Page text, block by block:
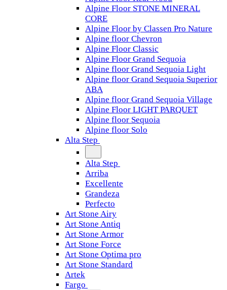
Alpine Floor STONE MINERAL
CORE
Alpine Floor by Classen Pro Nature
Alpine floor Chevron
Alpine Floor Classic
Alpine Floor Grand Sequoia
Alpine floor Grand Sequoia Light
Alpine floor Grand Sequoia Superior
ABA
Alpine floor Grand Sequoia Village
Alpine Floor LIGHT PARQUET
Alpine floor Sequoia
Alpine floor Solo
Alta Step
Alta Step
Arriba
Excellente
Grandeza
Perfecto
Art Stone Airy
Art Stone Antiq
Art Stone Armor
Art Stone Force
Art Stone Optima pro
Art Stone Standard
Artek
Fargo